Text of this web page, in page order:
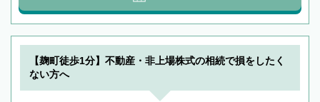
【麹町徒歩1分】不動産・非上場株式の相続で損をしたく
ない方へ